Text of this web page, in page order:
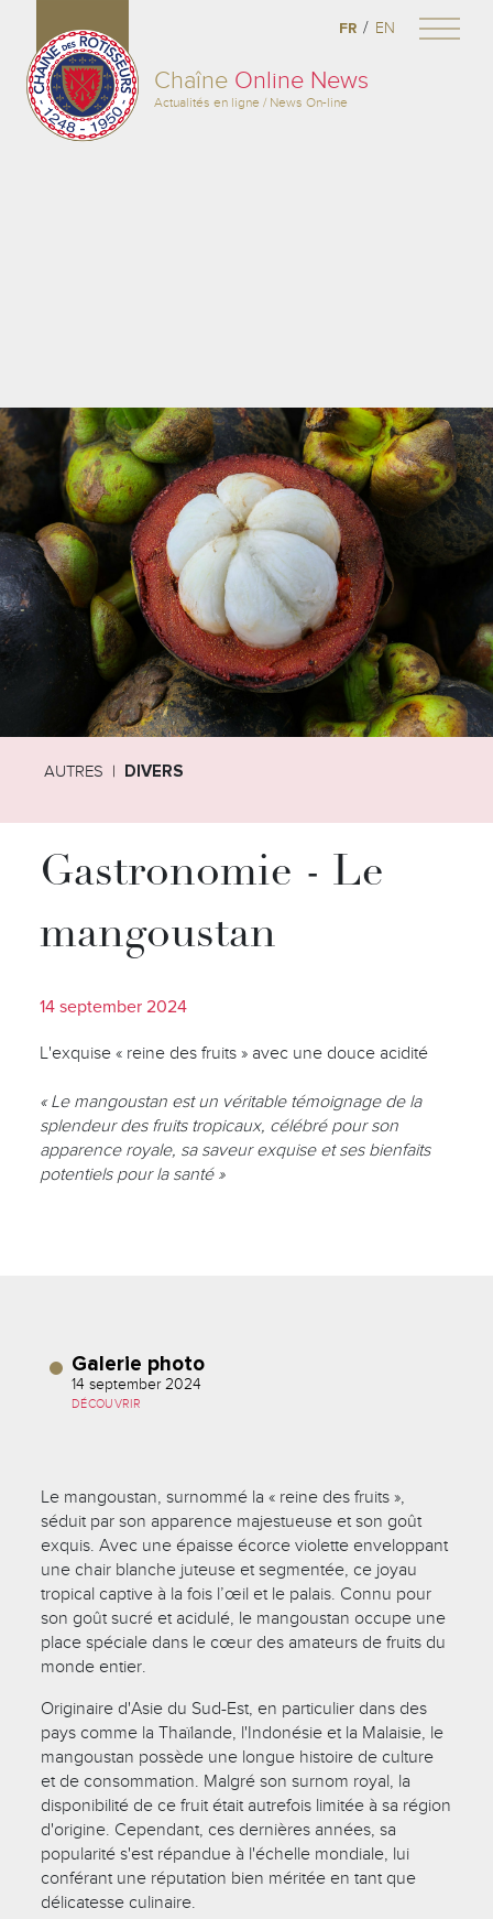
Chaîne Online News
Actualités en ligne / News On-line
FR / EN
AUTRES DIVERS
Gastronomie - Le
mangoustan
14 september 2024
L'exquise « reine des fruits » avec une douce acidité
« Le mangoustan est un véritable témoignage de la
splendeur des fruits tropicaux, célébré pour son
apparence royale, sa saveur exquise et ses bienfaits
potentiels pour la santé »
Galerie photo
14 september 2024
DÉCOUVRIR
Le mangoustan, surnommé la « reine des fruits »,
séduit par son apparence majestueuse et son goût
exquis. Avec une épaisse écorce violette enveloppant
une chair blanche juteuse et segmentée, ce joyau
tropical captive à la fois l’œil et le palais. Connu pour
son goût sucré et acidulé, le mangoustan occupe une
place spéciale dans le cœur des amateurs de fruits du
monde entier.
Originaire d'Asie du Sud-Est, en particulier dans des
pays comme la Thaïlande, l'Indonésie et la Malaisie, le
mangoustan possède une longue histoire de culture
et de consommation. Malgré son surnom royal, la
disponibilité de ce fruit était autrefois limitée à sa région
d'origine. Cependant, ces dernières années, sa
popularité s'est répandue à l'échelle mondiale, lui
conférant une réputation bien méritée en tant que
délicatesse culinaire.